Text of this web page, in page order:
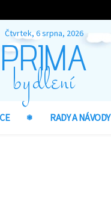
Čtvrtek, 6 srpna, 2026
PRIMA
bydlení
RADY A NÁVODY